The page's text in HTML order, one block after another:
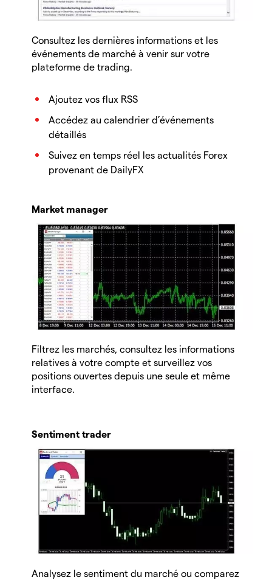
Consultez les dernières informations et les
événements de marché à venir sur votre
plateforme de trading.
Ajoutez vos flux RSS
Accédez au calendrier d’événements
détaillés
Suivez en temps réel les actualités Forex
provenant de DailyFX
Market manager
Filtrez les marchés, consultez les informations
relatives à votre compte et surveillez vos
positions ouvertes depuis une seule et même
interface.
Sentiment trader
Analysez le sentiment du marché ou comparez